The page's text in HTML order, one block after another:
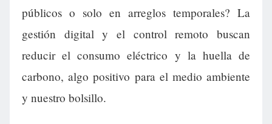
públicos o solo en arreglos temporales? La
gestión digital y el control remoto buscan
reducir el consumo eléctrico y la huella de
carbono, algo positivo para el medio ambiente
y nuestro bolsillo.